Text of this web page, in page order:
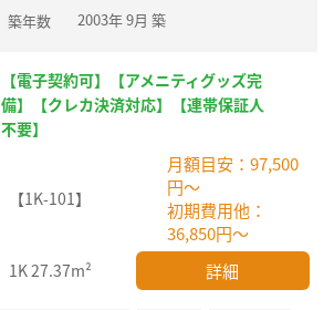
築年数
2003年 9月 築
【電子契約可】【アメニティグッズ完
備】【クレカ決済対応】【連帯保証人
不要】
【1K-101】
月額目安：97,500
円～
初期費用他：
36,850円～
1K27.37m² 詳細